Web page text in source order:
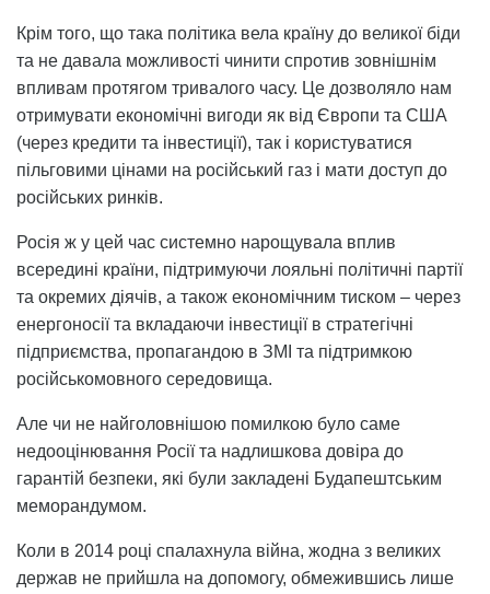
Крім того, що така політика вела країну до великої біди
та не давала можливості чинити спротив зовнішнім
впливам протягом тривалого часу. Це дозволяло нам
отримувати економічні вигоди як від Європи та США
(через кредити та інвестиції), так і користуватися
пільговими цінами на російський газ і мати доступ до
російських ринків.
Росія ж у цей час системно нарощувала вплив
всередині країни, підтримуючи лояльні політичні партії
та окремих діячів, а також економічним тиском – через
енергоносії та вкладаючи інвестиції в стратегічні
підприємства, пропагандою в ЗМІ та підтримкою
російськомовного середовища.
Але чи не найголовнішою помилкою було саме
недооцінювання Росії та надлишкова довіра до
гарантій безпеки, які були закладені Будапештським
меморандумом.
Коли в 2014 році спалахнула війна, жодна з великих
держав не прийшла на допомогу, обмежившись лише